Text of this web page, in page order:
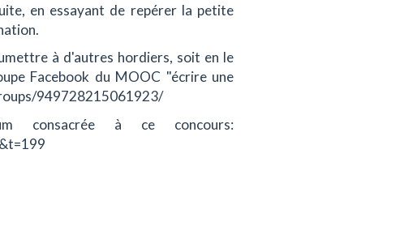
en essayant de repérer la petite
à d'autres hordiers, soit en le
Facebook du MOOC "écrire une
949728215061923/
consacrée à ce concours: